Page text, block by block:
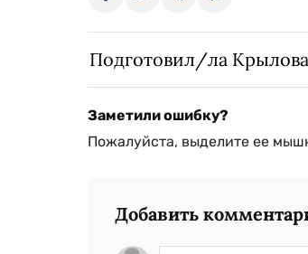
Подготовил/ла
Заметили ошибку?
Пожалуйста, выделите ее
Добавить